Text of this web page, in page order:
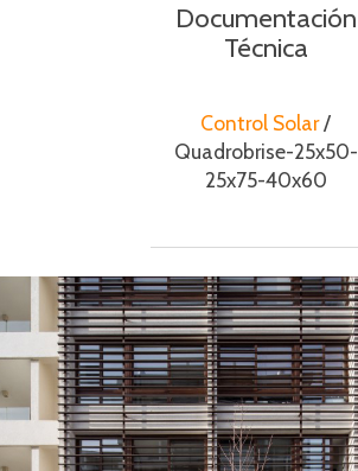
Documentación
Técnica
Control Solar/
Quadrobrise-25x50-
25x75-40x60